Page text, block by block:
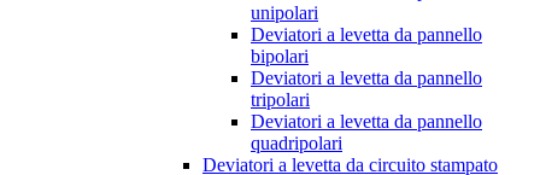
unipolari
Deviatori a levetta da pannello
bipolari
Deviatori a levetta da pannello
tripolari
Deviatori a levetta da pannello
quadripolari
Deviatori a levetta da circuito stampato